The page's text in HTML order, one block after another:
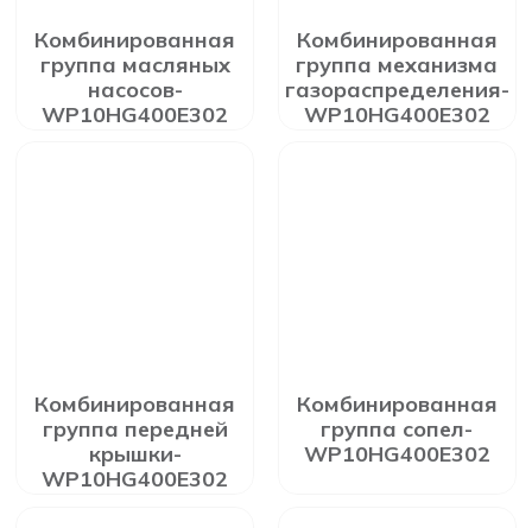
Комбинированная
группа масляных
насосов-
WP10HG400E302
Комбинированная
группа механизма
газораспределения-
WP10HG400E302
Комбинированная
группа передней
крышки-
WP10HG400E302
Комбинированная
группа сопел-
WP10HG400E302